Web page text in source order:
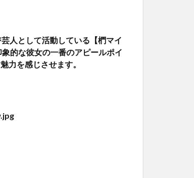
人として活動している【椚マイ
的な彼女の一番のアピールポイ
力を感じさせます。